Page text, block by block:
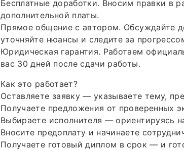
Бесплатные доработки. Вносим правки в
дополнительной платы.
Прямое общение с автором. Обсуждайте
уточняйте нюансы и следите за
Юридическая гарантия. Работаем
вас 30 дней после сдачи работы.
Как это работает?
Оставляете заявку — указываете тему,
Получаете предложения от проверенных
Выбираете исполнителя — ориентируясь
Вносите предоплату и начинаете
Получаете готовый диплом в срок — и